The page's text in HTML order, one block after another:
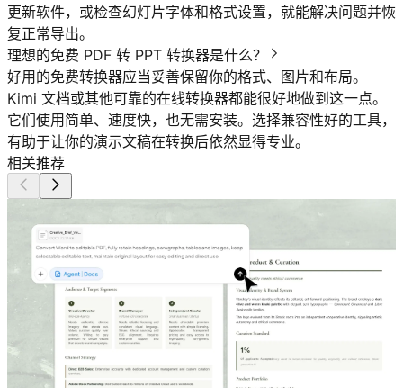
更新软件，或检查幻灯片字体和格式设置，就能解决问题并恢
复正常导出。
理想的免费 PDF 转 PPT 转换器是什么？
好用的免费转换器应当妥善保留你的格式、图片和布局。
Kimi 文档或其他可靠的在线转换器都能很好地做到这一点。
它们使用简单、速度快，也无需安装。选择兼容性好的工具，
有助于让你的演示文稿在转换后依然显得专业。
相关推荐